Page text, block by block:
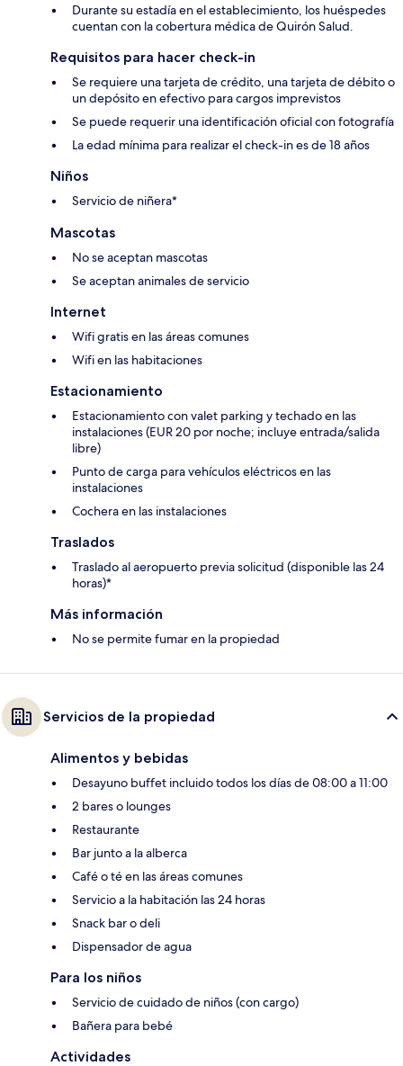
Durante su estadía en el establecimiento, los huéspedes
cuentan con la cobertura médica de Quirón Salud.
Requisitos para hacer check-in
Se requiere una tarjeta de crédito, una tarjeta de débito o
un depósito en efectivo para cargos imprevistos
Se puede requerir una identificación oficial con fotografía
La edad mínima para realizar el check-in es de 18 años
Niños
Servicio de niñera*
Mascotas
No se aceptan mascotas
Se aceptan animales de servicio
Internet
Wifi gratis en las áreas comunes
Wifi en las habitaciones
Estacionamiento
Estacionamiento con valet parking y techado en las
instalaciones (EUR 20 por noche; incluye entrada/salida
libre)
Punto de carga para vehículos eléctricos en las
instalaciones
Cochera en las instalaciones
Traslados
Traslado al aeropuerto previa solicitud (disponible las 24
horas)*
Más información
No se permite fumar en la propiedad
Servicios de la propiedad
Alimentos y bebidas
Desayuno buffet incluido todos los días de 08:00 a 11:00
2 bares o lounges
Restaurante
Bar junto a la alberca
Café o té en las áreas comunes
Servicio a la habitación las 24 horas
Snack bar o deli
Dispensador de agua
Para los niños
Servicio de cuidado de niños (con cargo)
Bañera para bebé
Actividades